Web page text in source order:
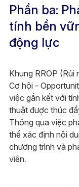
Phần ba:
tính bền
động lực
Khung RROP (Rủi
Cơ hội -
việc gắn kết với
thuật được thúc
Thông qua việc
thể xác định nội
chương trình và
viên.